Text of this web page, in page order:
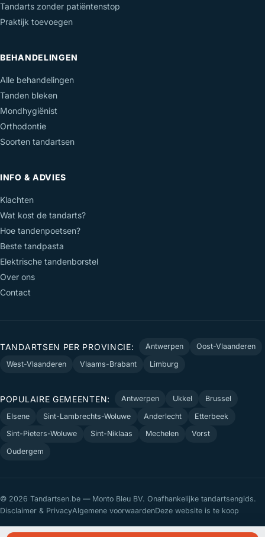
Tandarts zonder patiëntenstop
Praktijk toevoegen
BEHANDELINGEN
Alle behandelingen
Tanden bleken
Mondhygiënist
Orthodontie
Soorten tandartsen
INFO & ADVIES
Klachten
Wat kost de tandarts?
Hoe tandenpoetsen?
Beste tandpasta
Elektrische tandenborstel
Over ons
Contact
TANDARTSEN PER PROVINCIE: Antwerpen
Oost-Vlaanderen
West-Vlaanderen
Vlaams-Brabant Limburg
POPULAIRE GEMEENTEN: Antwerpen Ukkel
Brussel
Elsene
Sint-Lambrechts-Woluwe Anderlecht
Etterbeek
Sint-Pieters-Woluwe
Sint-Niklaas Mechelen
Vorst
Oudergem
© 2026 Tandartsen.be — Monto Bleu BV. Onafhankelijke tandartsengids.
Disclaimer & PrivacyAlgemene voorwaardenDeze website is te koop